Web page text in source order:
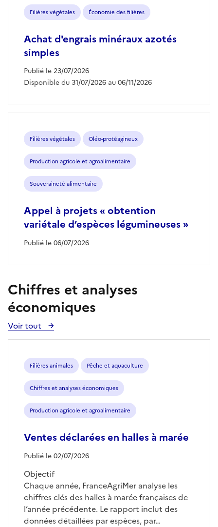
Filières végétales Économie des filières
Achat d'engrais minéraux azotés
simples
Publié le 23/07/2026
Disponible du 31/07/2026 au 06/11/2026
Filières végétales Oléo-protéagineux
Production agricole et agroalimentaire
Souveraineté alimentaire
Appel à projets « obtention
variétale d’espèces légumineuses »
Publié le 06/07/2026
Chiffres et analyses
économiques
Voir tout
Voir
toutes
publications
Filières animales Pêche et aquaculture
Chiffres et analyses économiques
Production agricole et agroalimentaire
Ventes déclarées en halles à marée
Publié le 02/07/2026
Objectif
Chaque année, FranceAgriMer analyse les
chiffres clés des halles à marée françaises de
l’année précédente. Le rapport inclut des
données détaillées par espèces, par…